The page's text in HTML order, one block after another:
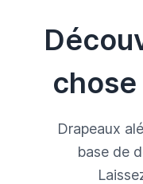
Drapeaux
base de